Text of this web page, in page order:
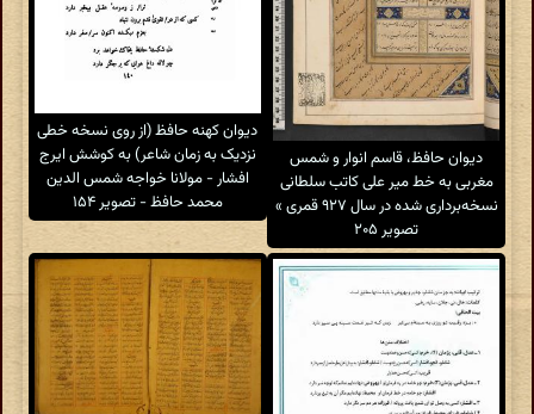
دیوان حافظ، قاسم انوار و شمس
مغربی به خط میر علی کاتب سلطانی
نسخه‌برداری شده در سال ۹۲۷ قمری »
تصویر ۲۰۵
دیوان کهنه حافظ (از روی نسخه خطی
نزدیک به زمان شاعر) به کوشش ایرج
افشار - مولانا خواجه شمس الدین
محمد حافظ - تصویر ۱۵۴